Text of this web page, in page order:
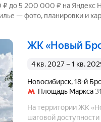
₽ до 5 200 000 ₽ на Яндекс
— фото, планировки и
ЖК «Новый
4 кв. 2027 – 1 кв.
Площадь Маркса
Новосибирск,18-й
На территории ЖК
шаговой